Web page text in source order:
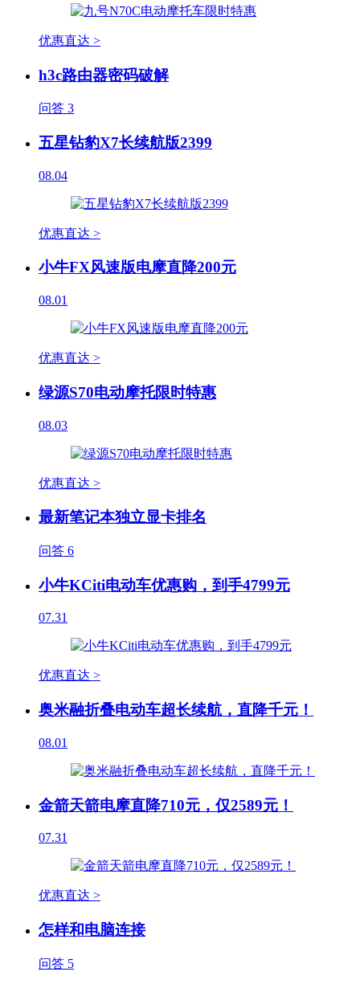
优惠直达 >
h3c路由器密码破解
问答 3
五星钻豹X7长续航版2399
08.04
优惠直达 >
小牛FX风速版电摩直降200元
08.01
优惠直达 >
绿源S70电动摩托限时特惠
08.03
优惠直达 >
最新笔记本独立显卡排名
问答 6
小牛KCiti电动车优惠购，到手4799元
07.31
优惠直达 >
奥米融折叠电动车超长续航，直降千元！
08.01
金箭天箭电摩直降710元，仅2589元！
07.31
优惠直达 >
怎样和电脑连接
问答 5